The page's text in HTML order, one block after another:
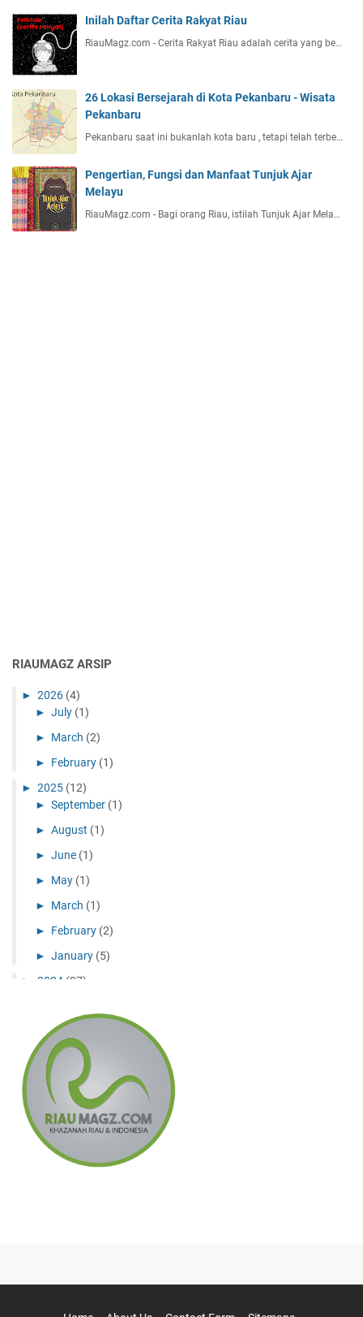
Inilah Daftar Cerita Rakyat Riau
RiauMagz.com - Cerita Rakyat Riau adalah cerita yang be…
26 Lokasi Bersejarah di Kota Pekanbaru - Wisata
Pekanbaru
Pekanbaru saat ini bukanlah kota baru , tetapi telah terbe…
Pengertian, Fungsi dan Manfaat Tunjuk Ajar
Melayu
RiauMagz.com - Bagi orang Riau, istilah Tunjuk Ajar Mela…
RIAUMAGZ ARSIP
► 2026 (4)
► July (1)
► March (2)
► February (1)
► 2025 (12)
► September (1)
► August (1)
► June (1)
► May (1)
► March (1)
► February (2)
► January (5)
► 2024 (27)
November
(11)
►July(1)
►May
(1)
►April (2)
►February(2)
2023
December(3)
►July(3)